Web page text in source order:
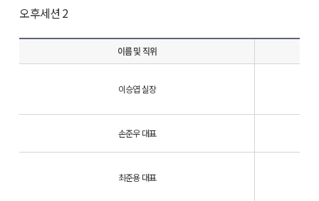
오후세션 2
이름 및 직위
이승엽 실장
손준우 대표
최준용 대표